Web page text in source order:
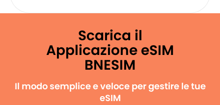
Scarica il
Applicazione eSIM
BNESIM
Il modo semplice e veloce per gestire le tue
eSIM